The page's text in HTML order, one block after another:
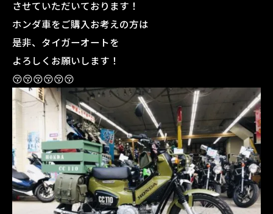
させていただいております！
ホンダ車をご購入お考えの方は
是非、タイガーオートを
よろしくお願いします！
😚😚😚😚😚😚